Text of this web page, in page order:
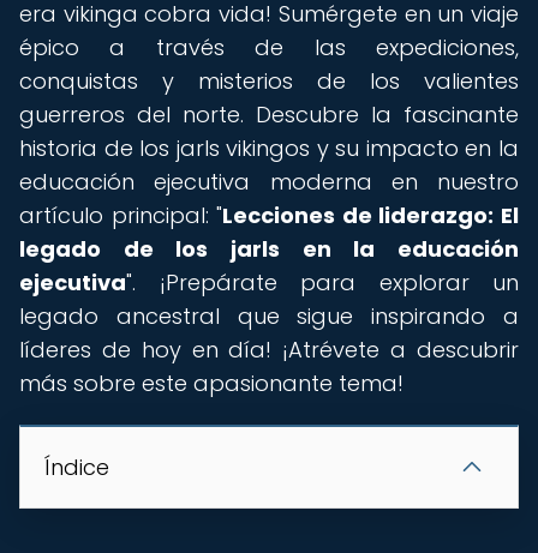
era vikinga cobra vida! Sumérgete en un viaje
épico a través de las expediciones,
conquistas y misterios de los valientes
guerreros del norte. Descubre la fascinante
historia de los jarls vikingos y su impacto en la
educación ejecutiva moderna en nuestro
artículo principal: "Lecciones de liderazgo: El
legado de los jarls en la educación
ejecutiva". ¡Prepárate para explorar un
legado ancestral que sigue inspirando a
líderes de hoy en día! ¡Atrévete a descubrir
más sobre este apasionante tema!
Índice